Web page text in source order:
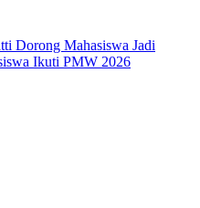
Dorong Mahasiswa Jadi
Ikuti PMW 2026